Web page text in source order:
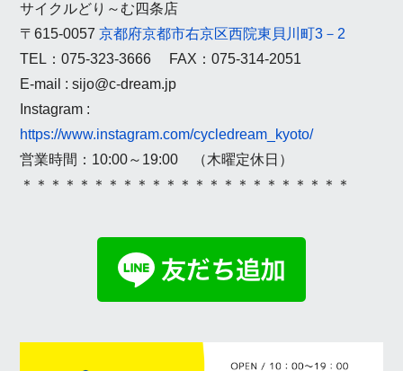
サイクルどり～む四条店
〒615-0057京都府京都市右京区西院東貝川町3－2
TEL：075-323-3666 FAX：075-314-2051
E-mail : sijo@c-dream.jp
Instagram :
https://www.instagram.com/cycledream_kyoto/
営業時間：10:00～19:00 （木曜定休日）
＊＊＊＊＊＊＊＊＊＊＊＊＊＊＊＊＊＊＊＊＊＊＊